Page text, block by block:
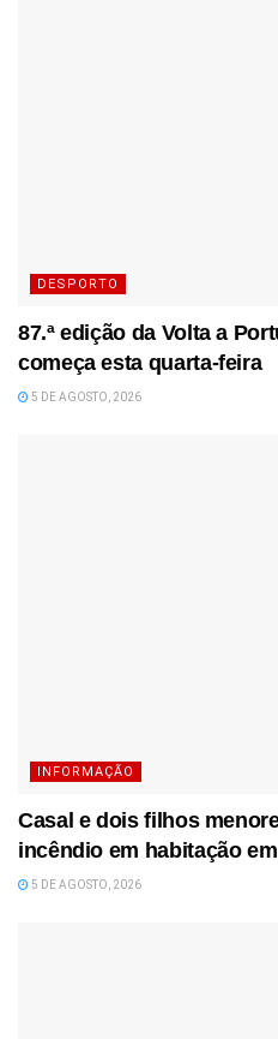
DESPORTO
87.ª edição da Volta a
começa esta quarta-feira
5 DE AGOSTO, 2026
INFORMAÇÃO
Casal e dois filhos
incêndio em habitação
5 DE AGOSTO, 2026